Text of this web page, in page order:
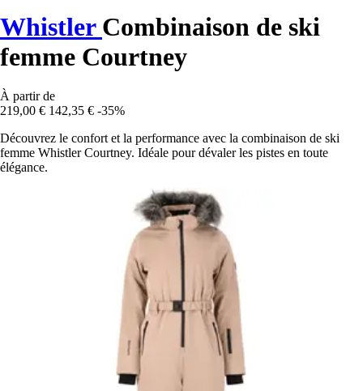
Whistler Combinaison de ski
femme Courtney
À partir de
219,00 € 142,35 € -35%
Découvrez le confort et la performance avec la combinaison de ski
femme Whistler Courtney. Idéale pour dévaler les pistes en toute
élégance.